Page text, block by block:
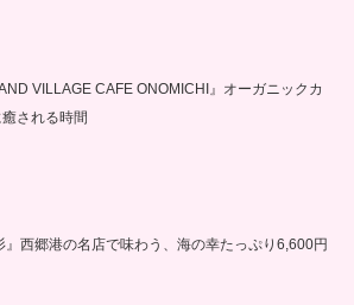
VILLAGE CAFE ONOMICHI』オーガニックカ
される時間
西郷港の名店で味わう、海の幸たっぷり6,600円